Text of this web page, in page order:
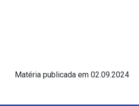
Matéria publicada em 02.09.2024